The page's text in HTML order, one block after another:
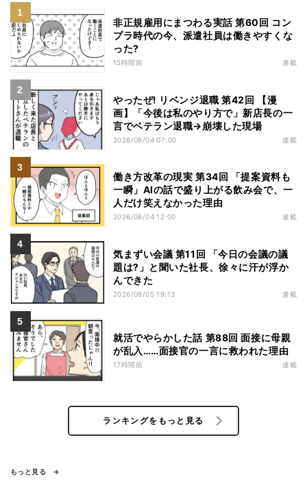
非正規雇用にまつわる実話 第60回 コン
プラ時代の今、派遣社員は働きやすくな
った?
15時間前 連載
やったぜ! リベンジ退職 第42回 【漫
画】「今後は私のやり方で」新店長の一
言でベテラン退職→崩壊した現場
2026/08/04 07:00 連載
働き方改革の現実 第34回 「提案資料も
一瞬」AIの話で盛り上がる飲み会で、一
人だけ笑えなかった理由
2026/08/04 12:00 連載
気まずい会議 第11回 「今日の会議の議
題は?」と聞いた社長、徐々に汗が浮か
んできた
2026/08/05 19:13 連載
就活でやらかした話 第88回 面接に母親
が乱入……面接官の一言に救われた理由
17時間前 連載
ランキングをもっと見る
もっと見る